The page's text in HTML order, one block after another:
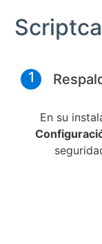
1
En su